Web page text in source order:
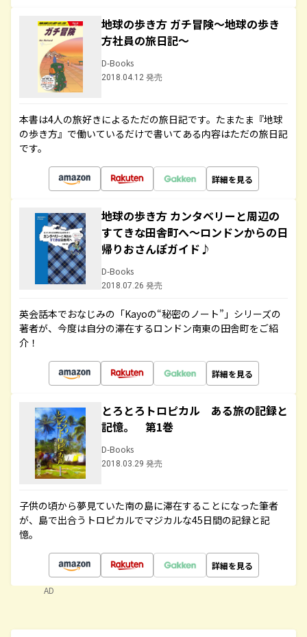
地球の歩き方 ガチ冒険～地球の歩き
方社員の旅日記～
D-Books
2018.04.12 発売
本書は4人の旅好きによるただの旅日記です。たまたま『地球
の歩き方』で働いているだけで書いてある内容はただの旅日記
です。
詳細を見る
地球の歩き方 カンタベリーと周辺の
すてきな田舎町へ～ロンドンからの日
帰りおさんぽガイド♪
D-Books
2018.07.26 発売
英会話本でおなじみの「Kayoの“秘密のノート”」シリーズの
著者が、今度は自分の滞在するロンドン南東の田舎町をご紹
介！
詳細を見る
とろとろトロピカル ある旅の記録と
記憶。 第1巻
D-Books
2018.03.29 発売
子供の頃から夢見ていた南の島に滞在することになった筆者
が、島で出合うトロピカルでマジカルな45日間の記録と記
憶。
詳細を見る
AD